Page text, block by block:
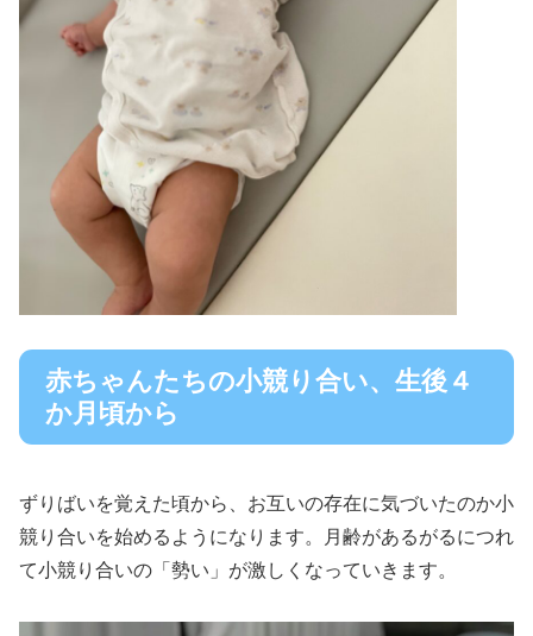
赤ちゃんたちの小競り合い、生後４
か月頃から
ずりばいを覚えた頃から、お互いの存在に気づいたのか小
競り合いを始めるようになります。月齢があるがるにつれ
て小競り合いの「勢い」が激しくなっていきます。